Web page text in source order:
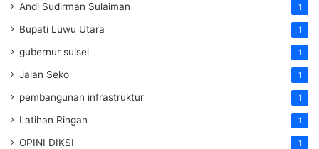
Andi Sudirman Sulaiman 1
Bupati Luwu Utara 1
gubernur sulsel 1
Jalan Seko 1
pembangunan infrastruktur 1
Latihan Ringan 1
OPINI DIKSI 1